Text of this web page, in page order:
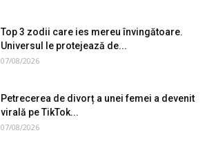
Top 3 zodii care ies mereu învingătoare.
Universul le protejează de...
07/08/2026
Petrecerea de divorț a unei femei a devenit
virală pe TikTok...
07/08/2026